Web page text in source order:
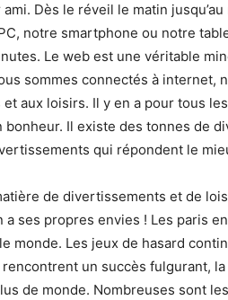
Dès le réveil le matin
notre smartphone ou notre
Le web est une véritable
sommes connectés à internet,
aux loisirs. Il y en a pour tous
bonheur. Il existe des tonnes de
qui répondent le
de divertissements et de
a ses propres envies ! Les paris
monde. Les jeux de hasard
un succès fulgurant,
de monde. Nombreuses sont